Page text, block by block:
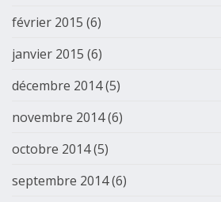
février 2015 (6)
janvier 2015 (6)
décembre 2014(5)
novembre 2014(6)
octobre 2014(5)
septembre 2014(6)